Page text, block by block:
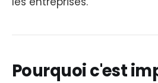
Pourquoi c'est